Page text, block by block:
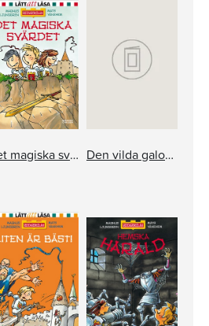
Det magiska svärdet Den vilda galoppen